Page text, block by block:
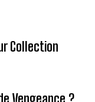
Collection
Vengeance ?